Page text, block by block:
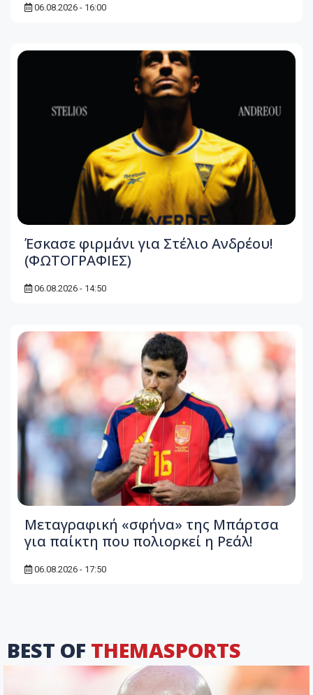
06.08.2026 - 16:00
Έσκασε φιρμάνι για Στέλιο Ανδρέου!
(ΦΩΤΟΓΡΑΦΙΕΣ)
06.08.2026 - 14:50
Μεταγραφική «σφήνα» της Μπάρτσα
για παίκτη που πολιορκεί η Ρεάλ!
06.08.2026 - 17:50
BEST OF THEMASPORTS